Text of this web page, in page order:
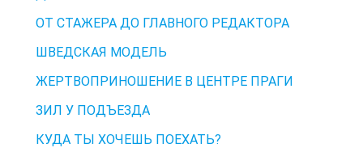
ОТ СТАЖЕРА ДО ГЛАВНОГО РЕДАКТОРА
ШВЕДСКАЯ МОДЕЛЬ
ЖЕРТВОПРИНОШЕНИЕ В ЦЕНТРЕ ПРАГИ
ЗИЛ У ПОДЪЕЗДА
КУДА ТЫ ХОЧЕШЬ ПОЕХАТЬ?